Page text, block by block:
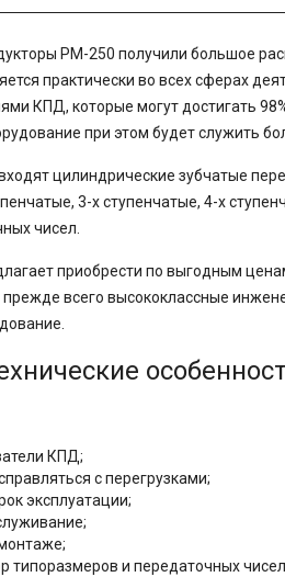
РМ-250 получили большое
практически во всех сферах
КПД, которые могут достигать
при этом будет служить
цилиндрические зубчатые
3-х ступенчатые, 4-х
чисел.
приобрести по выгодным
всего высококлассные
КПД;
с перегрузками;
эксплуатации;
типоразмеров и передаточных